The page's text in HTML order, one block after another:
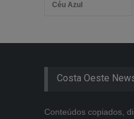
Céu Azul
Costa Oeste
Conteúdos copiados,